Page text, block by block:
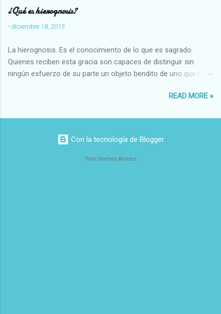
Intelectuales Conocimiento-Error Exacto-Aproximado
Evidente-Probable,etc b) Morales Bueno-malo Bondadoso-
malvado Justo-Injusto Escrupuloso-Relajado Leal-Desleal,etc.
Armonioso-Inarmonioso 4 RELIGIOSOS Santo-Pr...
¿Qué es hierognosis?
-diciembre 18, 2015
La hierognosis. Es el conocimiento de lo que es sagrado.
Quienes reciben esta gracia son capaces de distinguir sin
ningún esfuerzo de su parte un objeto bendito de uno que no
READ MORE »
Con la tecnología de Blogger
Pilar Sánchez Alvarez